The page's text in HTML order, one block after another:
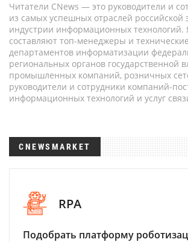
Читатели CNews — это руководители и
из самых успешных отраслей российской
индустрии информационных технологий.
составляют топ-менеджеры и
департаментов информатизации
региональных органов государственной
промышленных компаний, розничных
руководители и сотрудники компаний-
информационных технологий и услуг
CNEWSMARKET
RPA
Подобрать платформу